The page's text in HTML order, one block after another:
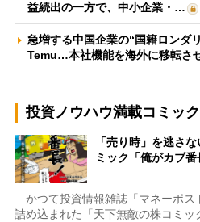
益続出の一方で、中小企業・…
急増する中国企業の“国籍ロンダ
Temu…本社機能を海外に移転さ
投資ノウハウ満載コミッ
「売り時」を逃さ
ミック「俺がカブ番
かつて投資情報雑誌「マネーポス
詰め込まれた「天下無敵の株コミ